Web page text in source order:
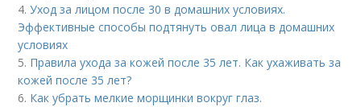
4.Уход за лицом после 30 в домашних условиях.
Эффективные способы подтянуть овал лица в домашних
условиях
5. Правила ухода за кожей после 35 лет. Как ухаживать за
кожей после 35 лет?
6. Как убрать мелкие морщинки вокруг глаз.